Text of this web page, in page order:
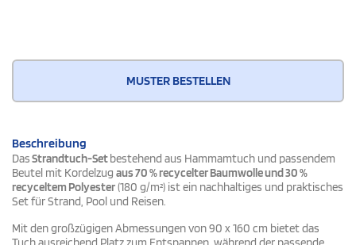
MUSTER BESTELLEN
Beschreibung
DasStrandtuch-Setbestehend aus Hammamtuch und passendem
Beutel mit Kordelzug aus 70 % recycelter Baumwolle und 30 %
recyceltem Polyester(180 g/m²) ist ein nachhaltiges und praktisches
Set für Strand, Pool und Reisen.
Mit den großzügigen Abmessungen von 90 x 160 cm bietet das